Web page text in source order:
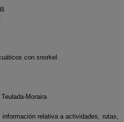
con snorkel
Moraira
relativa a actividades, rutas,